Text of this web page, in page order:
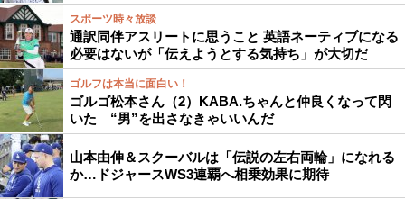
スポーツ時々放談
通訳同伴アスリートに思うこと 英語ネーティブになる
必要はないが「伝えようとする気持ち」が大切だ
ゴルフは本当に面白い！
ゴルゴ松本さん（2）KABA.ちゃんと仲良くなって閃
いた “男”を出さなきゃいいんだ
山本由伸＆スクーバルは「伝説の左右両輪」になれる
か…ドジャースWS3連覇へ相乗効果に期待